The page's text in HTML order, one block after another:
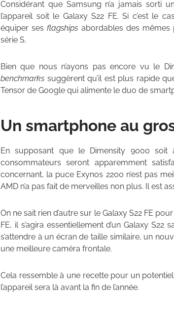
Considérant que Samsung n’a jamais sorti
l’appareil soit le Galaxy S22 FE. Si c’est le
équiper sesflagships abordables des
série S.
Bien que nous n’ayons pas encore vu le
benchmarks suggèrent qu’il est plus rapide
Tensor de Google qui alimente le duo de
Un smartphone au
En supposant que le Dimensity 9000
consommateurs seront apparemment
concernant, la puce Exynos 2200 n’est pas
AMD n’a pas fait de merveilles non plus. Il est
On ne sait rien d’autre sur le Galaxy S22 FE
FE, il s’agira essentiellement d’un Galaxy
s’attendre à un écran de taille similaire, un
une meilleure caméra frontale.
Cela ressemble à une recette pour un
l’appareil sera là avant la fin de l’année.